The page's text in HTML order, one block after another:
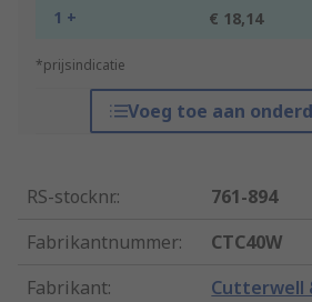
1 + € 18,14
*prijsindicatie
Voeg toe aan
RS-stocknr.:
761-894
Fabrikantnummer:
CTC40W
Fabrikant: Cutterwell